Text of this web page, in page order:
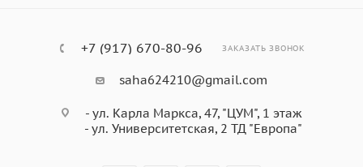
+7 (917) 670-80-96 ЗАКАЗАТЬ ЗВОНОК
saha624210@gmail.com
- ул. Карла Маркса, 47, "ЦУМ", 1 этаж
- ул. Университетская, 2 ТД "Европа"